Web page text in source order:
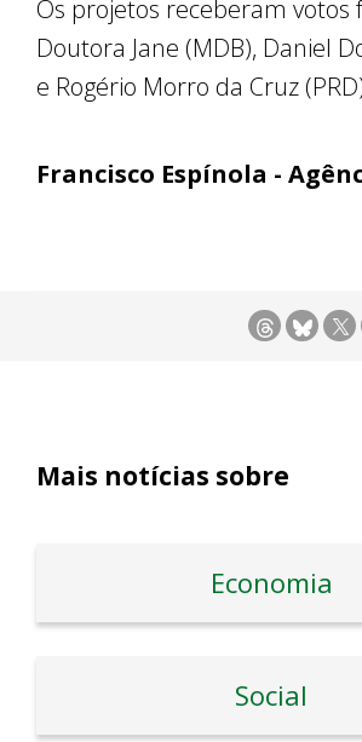
Os projetos receberam votos
Doutora Jane (MDB), Daniel
e Rogério Morro da Cruz
Francisco Espínola -
Mais notícias sobre
Economia
Social